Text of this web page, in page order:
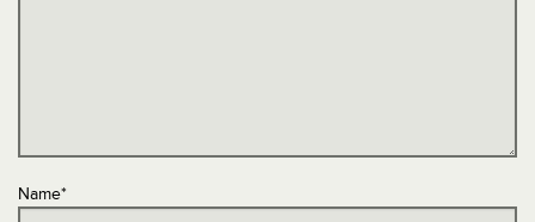
Name*